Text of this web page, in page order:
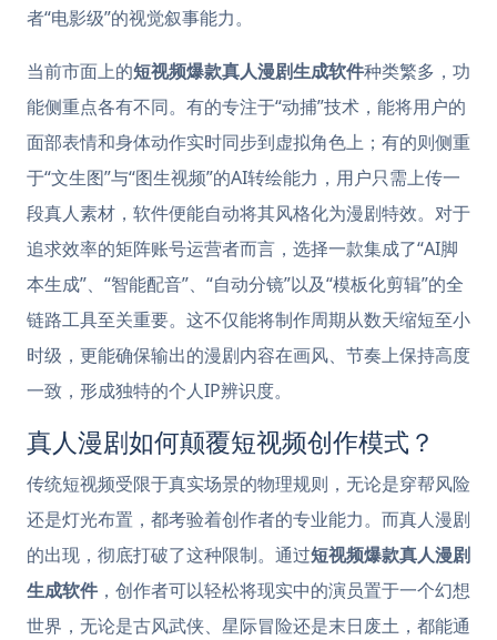
者“电影级”的视觉叙事能力。
当前市面上的短视频爆款真人漫剧生成软件种类繁多，功
能侧重点各有不同。有的专注于“动捕”技术，能将用户的
面部表情和身体动作实时同步到虚拟角色上；有的则侧重
于“文生图”与“图生视频”的AI转绘能力，用户只需上传一
段真人素材，软件便能自动将其风格化为漫剧特效。对于
追求效率的矩阵账号运营者而言，选择一款集成了“AI脚
本生成”、“智能配音”、“自动分镜”以及“模板化剪辑”的全
链路工具至关重要。这不仅能将制作周期从数天缩短至小
时级，更能确保输出的漫剧内容在画风、节奏上保持高度
一致，形成独特的个人IP辨识度。
真人漫剧如何颠覆短视频创作模式？
传统短视频受限于真实场景的物理规则，无论是穿帮风险
还是灯光布置，都考验着创作者的专业能力。而真人漫剧
的出现，彻底打破了这种限制。通过短视频爆款真人漫剧
生成软件 ，创作者可以轻松将现实中的演员置于一个幻想
世界，无论是古风武侠、星际冒险还是末日废土，都能通